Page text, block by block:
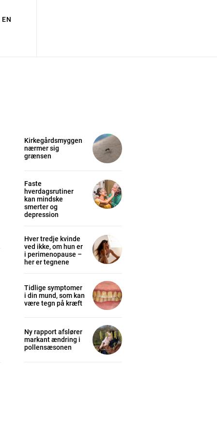
EN
Kirkegårdsmyggen
nærmer sig
grænsen
Faste
hverdagsrutiner
kan mindske
smerter og
depression
Hver tredje kvinde
ved ikke, om hun er
i perimenopause –
her er tegnene
Tidlige symptomer
i din mund, som kan
være tegn på kræft
Ny rapport afslører
markant ændring i
pollensæsonen